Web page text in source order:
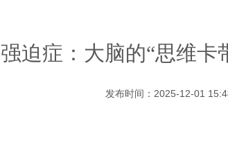
强迫症：大脑的“思维卡
发布时间：2025-12-01